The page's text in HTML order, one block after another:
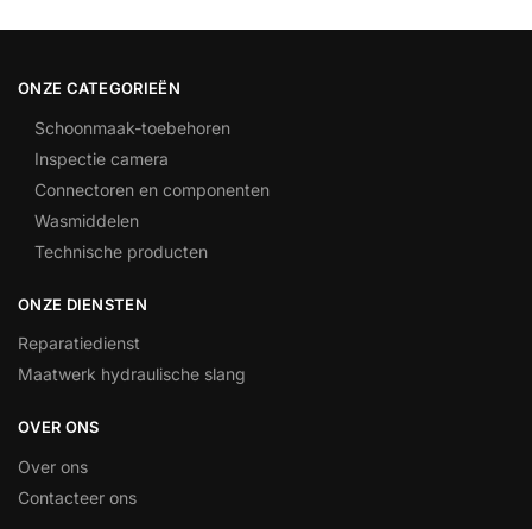
ONZE CATEGORIEËN
Schoonmaak-toebehoren
Inspectie camera
Connectoren en componenten
Wasmiddelen
Technische producten
ONZE DIENSTEN
Reparatiedienst
Maatwerk hydraulische slang
OVER ONS
Over ons
Contacteer ons